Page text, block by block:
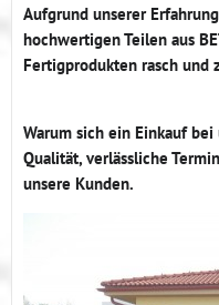
Aufgrund unserer
hochwertigen Teilen aus
Fertigprodukten rasch und
Warum sich ein Einkauf
Qualität, verlässliche
unsere Kunden.